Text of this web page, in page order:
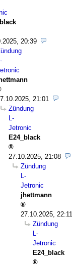
20:39
L-
21:01
Zündung
L-
Jetronic
E24_black
27.10.2025, 21:08
Zündung
L-
Jetronic
jhettmann
27.10.2025, 22:11
Zündung
L-
Jetronic
E24_black